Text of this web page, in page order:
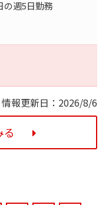
の週5日勤務
情報更新日：2026/8/6